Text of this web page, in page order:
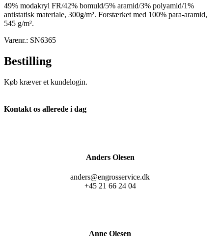
49% modakryl FR/42% bomuld/5% aramid/3% polyamid/1%
antistatisk materiale, 300g/m². Forstærket med 100% para-aramid,
545 g/m².
Varenr.: SN6365
Bestilling
Køb kræver et kundelogin.
Kontakt os allerede i dag
Anders Olesen
anders@engrosservice.dk
+45 21 66 24 04
Anne Olesen